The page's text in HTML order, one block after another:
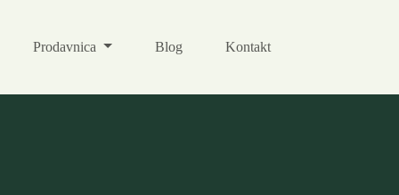
Prodavnica Blog Kontakt